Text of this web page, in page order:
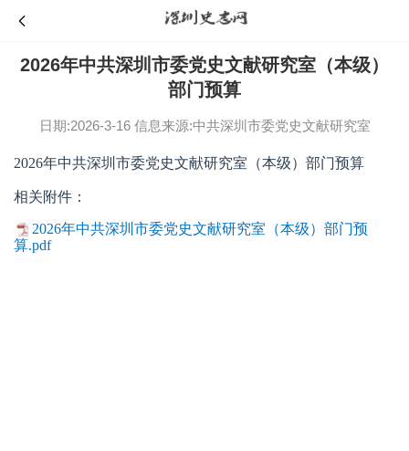
2026年中共深圳市委党史文献研究室（本级）
部门预算
日期:2026-3-16信息来源:中共深圳市委党史文献研究室
2026年中共深圳市委党史文献研究室（本级）部门预算
相关附件：
2026年中共深圳市委党史文献研究室（本级）部门预
算.pdf